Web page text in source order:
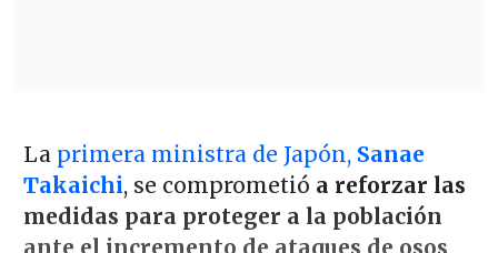
La primera ministra de Japón, Sanae
Takaichi, se comprometió a reforzar las
medidas para proteger a la población
ante el incremento de ataques de osos